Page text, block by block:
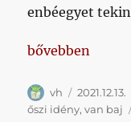
enbéegyet
„Az előrelépés
bővebben
Szerző
vh Közzétéve
2021.12.13.
őszi idény,van baj